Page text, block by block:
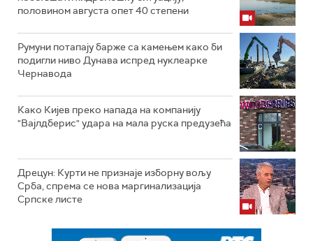
половином августа опет 40 степени
Румуни потапају барже са камењем како би
подигли ниво Дунава испред нуклеарке
Чернавода
Како Кијев преко напада на компанију
"Вајлдберис" удара на мала руска предузећа
Дрецун: Курти не признаје изборну вољу
Срба, спрема се нова маргинализација
Српске листе